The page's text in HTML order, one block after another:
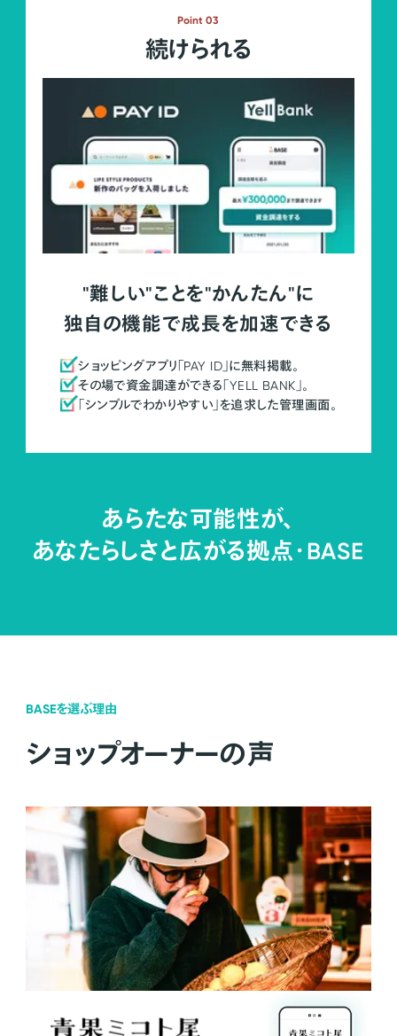
Point 03
続けられる
"難しい"ことを"かんたん"に
独自の機能で成長を加速できる
ショッピングアプリ「PAY ID」に無料掲載。
その場で資金調達ができる「YELL BANK」。
「シンプルでわかりやすい」を追求した管理画面。
あらたな可能性が、
あなたらしさと広がる拠点・BASE
BASEを選ぶ理由
ショップオーナーの声